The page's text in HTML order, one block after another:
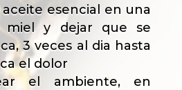
esencial en una
miel y dejar que se
3 veces al dia hasta
el dolor
el ambiente, en